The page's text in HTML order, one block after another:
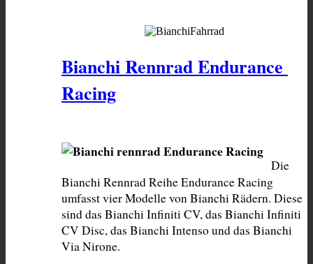
Bianchi Rennrad Endurance
Racing
Die
Bianchi Rennrad Reihe Endurance Racing
umfasst vier Modelle von Bianchi Rädern. Diese
sind das Bianchi Infiniti CV, das Bianchi Infiniti
CV Disc, das Bianchi Intenso und das Bianchi
Via Nirone.